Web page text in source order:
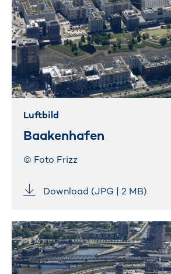
Luftbild
Baakenhafen
© Foto Frizz
Download (JPG | 2 MB)